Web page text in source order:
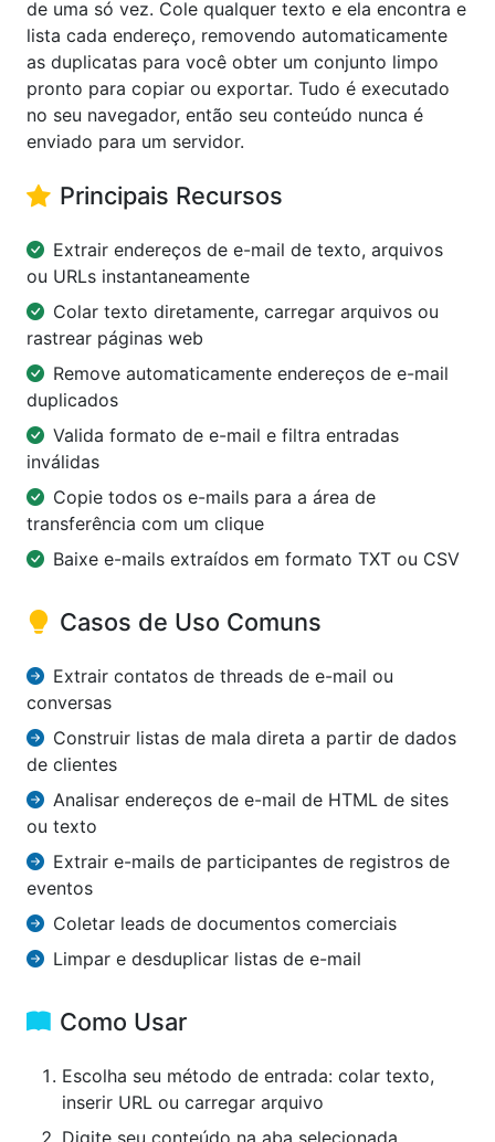
de uma só vez. Cole qualquer texto e ela encontra e
lista cada endereço, removendo automaticamente
as duplicatas para você obter um conjunto limpo
pronto para copiar ou exportar. Tudo é executado
no seu navegador, então seu conteúdo nunca é
enviado para um servidor.
Principais Recursos
Extrair endereços de e-mail de texto, arquivos
ou URLs instantaneamente
Colar texto diretamente, carregar arquivos ou
rastrear páginas web
Remove automaticamente endereços de e-mail
duplicados
Valida formato de e-mail e filtra entradas
inválidas
Copie todos os e-mails para a área de
transferência com um clique
Baixe e-mails extraídos em formato TXT ou CSV
Casos de Uso Comuns
Extrair contatos de threads de e-mail ou
conversas
Construir listas de mala direta a partir de dados
de clientes
Analisar endereços de e-mail de HTML de sites
ou texto
Extrair e-mails de participantes de registros de
eventos
Coletar leads de documentos comerciais
Limpar e desduplicar listas de e-mail
Como Usar
Escolha seu método de entrada: colar texto,
inserir URL ou carregar arquivo
Digite seu conteúdo na aba selecionada